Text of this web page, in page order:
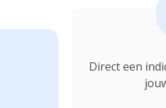
Direct een